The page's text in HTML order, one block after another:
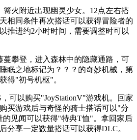
火附近出现幽灵少女。12点左右搭
相同条件再次搭话可以获得冒险者的
推进约2小时时间，需要调整时可以
蔓攀登，进入森林中的隐藏通路，可
眠之地标记为？？？的奇妙机械，第
得"初号机枢"。
可以购买"JoyStationV"游戏机。回家
买游戏后与奇怪的骑士搭话可以"分
见闻可以获得"特典T恤"。拿回家后
分享一定数量搭话可以获得DLC。